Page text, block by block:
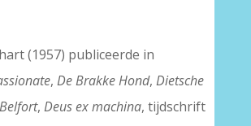
(1957) publiceerde in
, De Brakke Hond, Dietsche
, Deus ex machina, tijdschrift